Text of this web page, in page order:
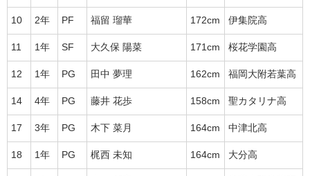
10 2年 PF 福留 瑠華 172cm 伊集院高
11 1年 SF 大久保 陽菜 171cm 桜花学園高
12 1年 PG 田中 夢理 162cm 福岡大附若葉高
14 4年 PG 藤井 花歩 158cm 聖カタリナ高
17 3年 PG 木下 菜月 164cm 中津北高
18 1年 PG 梶西 未知 164cm 大分高